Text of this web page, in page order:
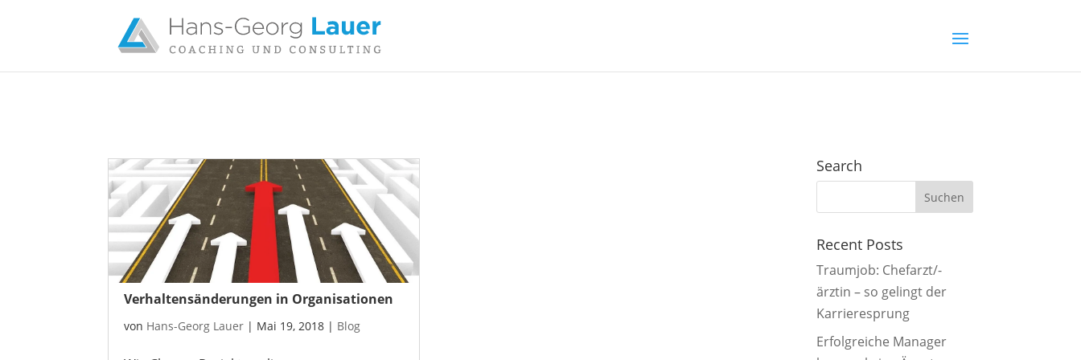
Verhaltensänderungen in Organisationen
von Hans-Georg Lauer | Mai 19, 2018 | Blog
Search
Recent Posts
Traumjob: Chefarzt/-
ärztin – so gelingt der
Karrieresprung
Erfolgreiche Manager